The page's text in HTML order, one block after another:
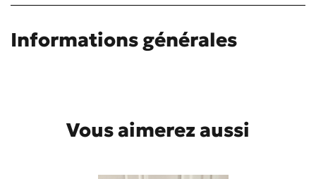
Informations générales
Vous aimerez aussi